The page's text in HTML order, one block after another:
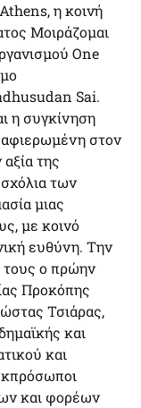
η κοινή
Μοιράζομαι
One
Sai.
η συγκίνηση
στον
της
των
μιας
με κοινό
ευθύνη. Την
τους ο πρώην
Προκόπης
Τσιάρας,
και
και
και φορέων